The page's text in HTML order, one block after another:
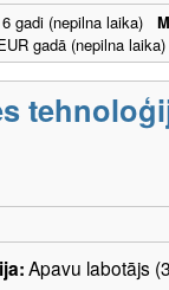
gadi (nepilna laika)
gadā (nepilna
Apavu labotājs